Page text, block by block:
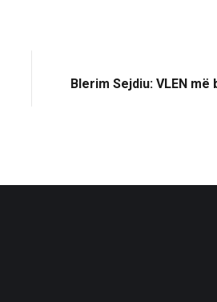
Blerim Sejdiu: VLEN